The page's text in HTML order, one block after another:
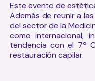
Este evento de
Además de reunir a
del sector de la
como internacional,
tendencia con el 7º
restauración capilar.